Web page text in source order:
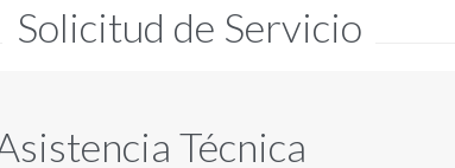
Solicitud de Servicio
Técnica